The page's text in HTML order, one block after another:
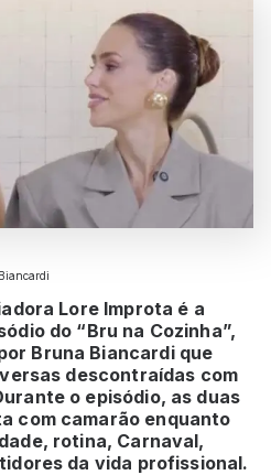
Lore Improta é a
do “Bru na Cozinha”,
Bruna Biancardi que
descontraídas com
o episódio, as duas
com camarão enquanto
rotina, Carnaval,
da vida profissional.